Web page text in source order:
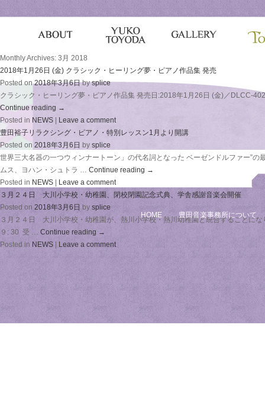
Monthly Archives: 3月 2018
2018年1月26日 (金) クラシック・ヒーリング夢・ピアノ作品集 発売
Posted on 2018年3月6日 by splice
クラシック・ヒーリング夢・ピアノ作品集 発売日:2018年1月26日 (金)／DLCC-
Continue reading →
Posted in NEWS
Leave a comment
豊田裕子リラクシング・ピアノ・特別レッスン1月より開講
Posted on 2018年3月6日 by splice
世界三大名器の一つウィンナートーン」の代名詞となった ベーゼンドルファー
ムス、ヨハン・シュトラ … Continue reading →
Posted in NEWS
Leave a comment
３月２４日 大川小学校・幼稚園、閉校閉園記念式典、学舎感謝音楽会開催
Posted on 2018年3月6日 by splice
３月２４日 大川小学校・幼稚園が、熱川小学校・熱川幼稚園と統合すること
９: 30 受 … Continue reading →
Posted in NEWS Leave a comment
HOME 豊田音楽事務所について